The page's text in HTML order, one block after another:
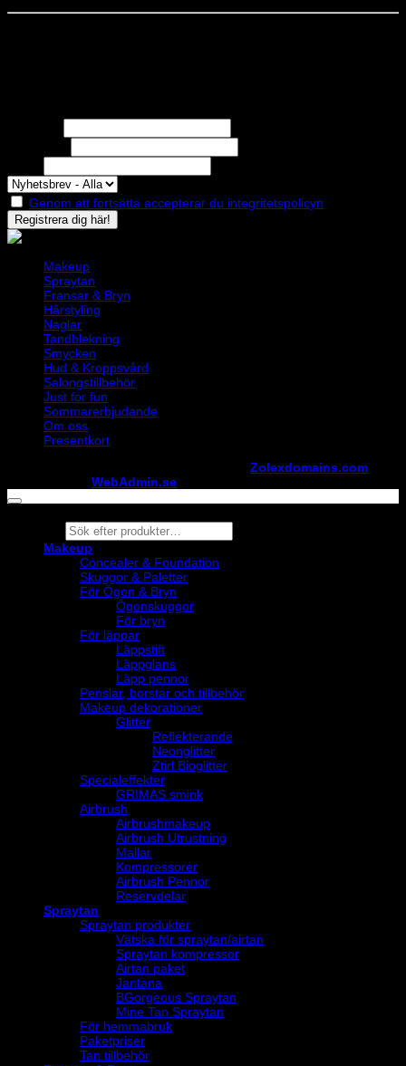
Genom att fortsätta accepterar du integritetspolicyn
Makeup
Spraytan
Fransar & Bryn
Hårstyling
Naglar
Tandblekning
Smycken
Hud & Kroppsvård
Salongstillbehör
Just for fun
Sommarerbjudande
Om oss
Presentkort
Zolexdomains.com
WebAdmin.se
Products
search
Makeup
Concealer & Foundation
Skuggor & Paletter
För Ögon & Bryn
Ögonskuggor
För bryn
För läppar
Läppstift
Läppglans
Läpp pennor
Penslar, borstar och tillbehör
Makeup dekorationer
Glitter
Reflekterande
Neonglitter
Ztirl Bioglitter
Specialeffekter
GRIMAS smink
Airbrush
Airbrushmakeup
Airbrush Utrustning
Mallar
Kompressorer
Airbrush Pennor
Reservdelar
Spraytan
Spraytan produkter
Vätska för spraytan/airtan
Spraytan kompressor
Airtan paket
Jantana
BGorgeous Spraytan
Mine Tan Spraytan
För hemmabruk
Paketpriser
Tan tillbehör